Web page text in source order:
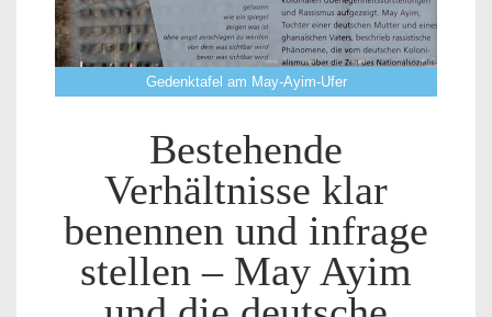
Gedenktafel am May-Ayim-Ufer
Bestehende
Verhältnisse klar
benennen und infrage
stellen – May Ayim